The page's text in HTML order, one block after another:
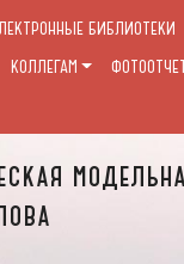
БИБЛИОТЕКИ
КОЛЛЕГАМ